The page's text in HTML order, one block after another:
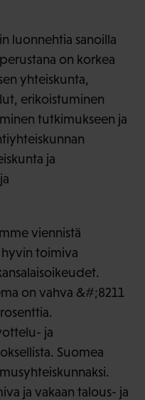
luonnehtia sanoilla
on korkea
yhteiskunta,
erikoistuminen
tutkimukseen ja
ja
viennistä
toimiva
on vahva &#;8211
ja
Suomea
ja vakaan talous- ja